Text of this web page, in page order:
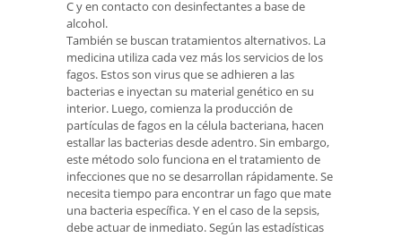
C y en contacto con desinfectantes a base de
alcohol.
También se buscan tratamientos alternativos. La
medicina utiliza cada vez más los servicios de los
fagos. Estos son virus que se adhieren a las
bacterias e inyectan su material genético en su
interior. Luego, comienza la producción de
partículas de fagos en la célula bacteriana, hacen
estallar las bacterias desde adentro. Sin embargo,
este método solo funciona en el tratamiento de
infecciones que no se desarrollan rápidamente. Se
necesita tiempo para encontrar un fago que mate
una bacteria específica. Y en el caso de la sepsis,
debe actuar de inmediato. Según las estadísticas